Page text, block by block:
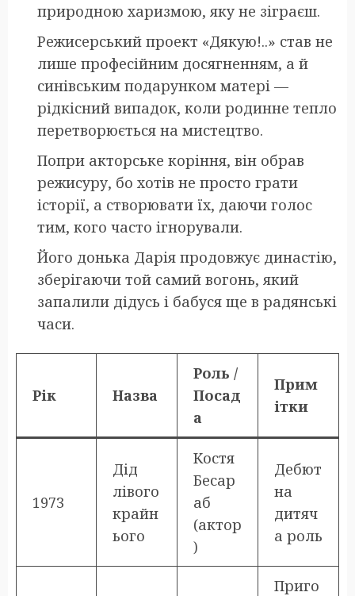
природною харизмою, яку не зіграєш.
Режисерський проект «Дякую!..» став не
лише професійним досягненням, а й
синівським подарунком матері —
рідкісний випадок, коли родинне тепло
перетворюється на мистецтво.
Попри акторське коріння, він обрав
режисуру, бо хотів не просто грати
історії, а створювати їх, даючи голос
тим, кого часто ігнорували.
Його донька Дарія продовжує династію,
зберігаючи той самий вогонь, який
запалили дідусь і бабуся ще в радянські
часи.
Рік Назва
Роль /
Посад
а
Прим
ітки
1973
Дід
лівого
крайн
ього
Костя
Бесар
аб
(актор
)
Дебют
на
дитяч
а роль
Приго